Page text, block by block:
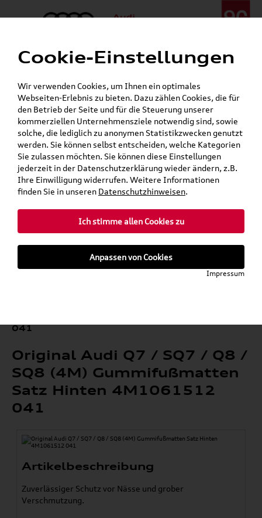
Menü
24h-Pannenhilfe:+49 (0)171 / 870 72 87
Gerade geöffnet
Verkauf:
Mo. - Fr. 08:00 - 19:00 Uhr Sa. 09:00 - 13:00 Uhr
Service:Mo. - Fr. 06:00 - 20:00 Uhr Sa. 08:00 - 13:00 Uhr
teilen Twitter Instagram WhatsApp E-Mail
» »
Komfort & Schutz »
Q7 / SQ7
041
Original Audi Q7 / SQ7 / Q8 /
SQ8 (4M) Gummifußmatten
Satz Hinten 4M1061512
041
Artikelbeschreibung
Zuverlässiger Schutz vor Nässe und grober
Verschmutzung.
Cookie-Einstellungen
Wir verwenden Cookies, um Ihnen ein optimales
Webseiten-Erlebnis zu bieten. Dazu zählen Cookies, die für
den Betrieb der Seite und für die Steuerung unserer
kommerziellen Unternehmensziele notwendig sind, sowie
solche, die lediglich zu anonymen Statistikzwecken genutzt
werden. Sie können selbst entscheiden, welche Kategorien
Sie zulassen möchten. Sie können diese Einstellungen
jederzeit in der Datenschutzerklärung wieder ändern, z.B.
Ihre Einwilligung widerrufen. Weitere Informationen
finden Sie in unseren Datenschutzhinweisen.
Ich stimme allen Cookies zu
Anpassen von Cookies
Impressum